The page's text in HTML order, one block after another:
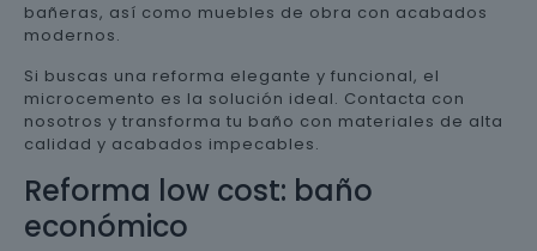
bañeras, así como muebles de obra con acabados
modernos.
Si buscas una reforma elegante y funcional, el
microcemento es la solución ideal. Contacta con
nosotros y transforma tu baño con materiales de alta
calidad y acabados impecables.
Reforma low cost: baño
económico